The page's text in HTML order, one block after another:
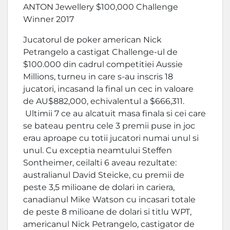
ANTON Jewellery $100,000 Challenge
Winner 2017
Jucatorul de poker american Nick
Petrangelo a castigat Challenge-ul de
$100.000 din cadrul competitiei Aussie
Millions, turneu in care s-au inscris 18
jucatori, incasand la final un cec in valoare
de AU$882,000, echivalentul a $666,311.
Ultimii 7 ce au alcatuit masa finala si cei care
se bateau pentru cele 3 premii puse in joc
erau aproape cu totii jucatori numai unul si
unul. Cu exceptia neamtului Steffen
Sontheimer, ceilalti 6 aveau rezultate:
australianul David Steicke, cu premii de
peste 3,5 milioane de dolari in cariera,
canadianul Mike Watson cu incasari totale
de peste 8 milioane de dolari si titlu WPT,
americanul Nick Petrangelo, castigator de